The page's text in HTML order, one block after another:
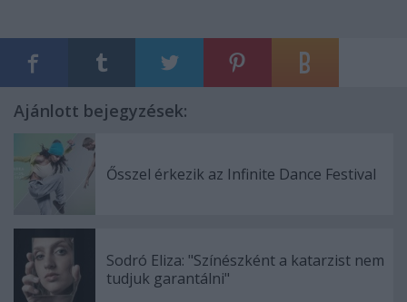
Ajánlott bejegyzések:
Ősszel érkezik az Infinite Dance Festival
Sodró Eliza: "Színészként a katarzist nem
tudjuk garantálni"